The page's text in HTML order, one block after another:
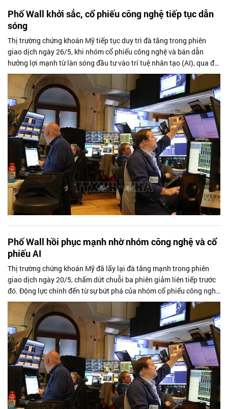
Phố Wall khởi sắc, cổ phiếu công nghệ tiếp tục dẫn
sóng
Thị trường chứng khoán Mỹ tiếp tục duy trì đà tăng trong phiên
giao dịch ngày 26/5, khi nhóm cổ phiếu công nghệ và bán dẫn
hưởng lợi mạnh từ làn sóng đầu tư vào trí tuệ nhân tạo (AI), qua đó
đưa các chỉ...
Phố Wall hồi phục mạnh nhờ nhóm công nghệ và cổ
phiếu AI
Thị trường chứng khoán Mỹ đã lấy lại đà tăng mạnh trong phiên
giao dịch ngày 20/5, chấm dứt chuỗi ba phiên giảm liên tiếp trước
đó. Động lực chính đến từ sự bứt phá của nhóm cổ phiếu công nghệ
và bán dẫn,...